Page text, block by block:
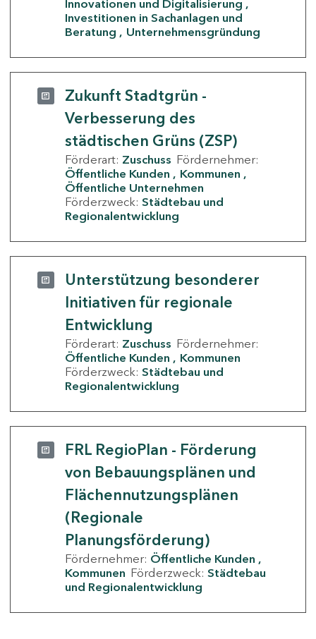
Innovationen und Digitalisierung
Investitionen in Sachanlagen und
Beratung
Unternehmensgründung
Zukunft Stadtgrün -
Verbesserung des
städtischen Grüns (ZSP)
Förderart: Zuschuss Fördernehmer:
Öffentliche Kunden
Kommunen
Öffentliche Unternehmen
Förderzweck: Städtebau und
Regionalentwicklung
Unterstützung besonderer
Initiativen für regionale
Entwicklung
Förderart: Zuschuss Fördernehmer:
Öffentliche Kunden
Kommunen
Förderzweck: Städtebau und
Regionalentwicklung
FRL RegioPlan - Förderung
von Bebauungsplänen und
Flächennutzungsplänen
(Regionale
Planungsförderung)
Fördernehmer: Öffentliche Kunden
Kommunen Förderzweck: Städtebau
und Regionalentwicklung